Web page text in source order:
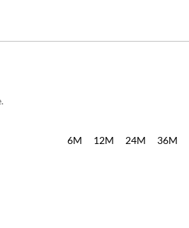
6M 12M 24M 36M